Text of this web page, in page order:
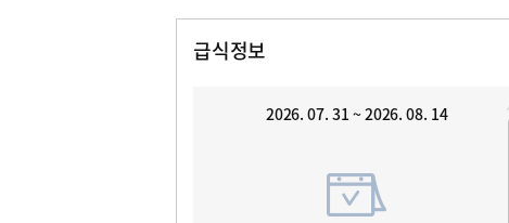
급식정보
2026. 07. 31 ~ 2026. 08. 14